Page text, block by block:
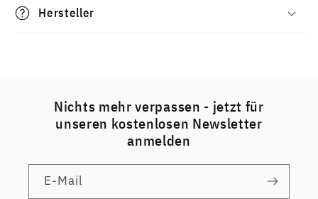
Hersteller
Nichts mehr verpassen - jetzt für
unseren kostenlosen Newsletter
anmelden
E-Mail